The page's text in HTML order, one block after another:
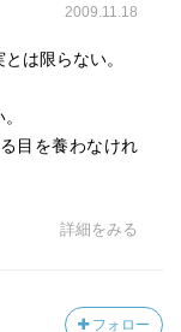
2009.11.18
は限らない。
目を養わなけれ
詳細をみる
フォロー